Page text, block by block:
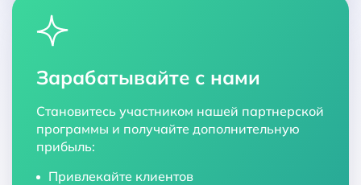
Зарабатывайте с нами
Становитесь участником нашей партнерской
программы и получайте дополнительную
прибыль:
Привлекайте клиентов